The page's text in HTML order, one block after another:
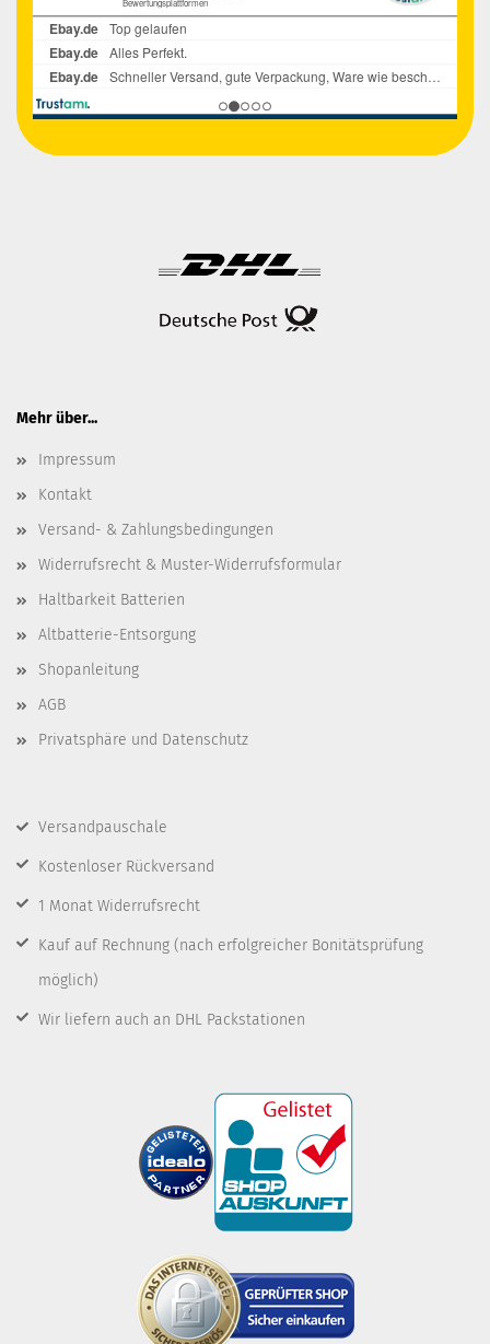
Mehr über...
Impressum
Kontakt
Versand- & Zahlungsbedingungen
Widerrufsrecht & Muster-Widerrufsformular
Haltbarkeit Batterien
Altbatterie-Entsorgung
Shopanleitung
AGB
Privatsphäre und Datenschutz
Versandpauschale
Kostenloser Rückversand
1 Monat Widerrufsrecht
Kauf auf Rechnung (nach erfolgreicher Bonitätsprüfung
möglich)
Wir liefern auch an DHL Packstationen